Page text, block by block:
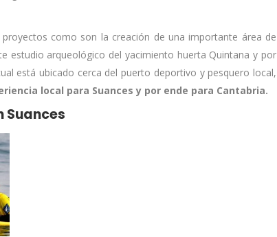
como son la creación de una importante área de
estudio arqueológico del yacimiento huerta Quintana y por
está ubicado cerca del puerto deportivo y pesquero local,
local para Suances y por ende para Cantabria.
Suances